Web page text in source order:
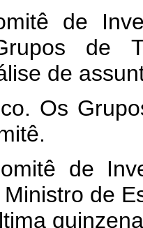
de
de
de
Os
de
de